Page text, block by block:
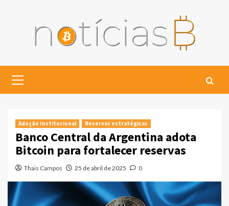
Menu
Adoção Institucional Reservas estratégicas
Banco Central da Argentina adota
Bitcoin para fortalecer reservas
Thais Campos 25 de abril de 2025 0